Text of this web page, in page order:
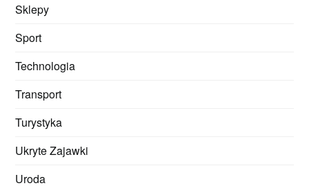
Sklepy
Sport
Technologia
Transport
Turystyka
Ukryte Zajawki
Uroda